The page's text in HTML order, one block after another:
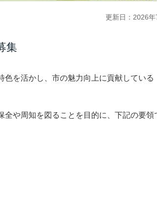
更新日：2026
集
色を活かし、市の魅力向上に貢献している
や周知を図ることを目的に、下記の要領